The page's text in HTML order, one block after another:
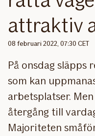
attraktiv
08 februari 2022, 07:30 CET
På onsdag
som kan
arbetsplatser.
återgång till
Majoriteten